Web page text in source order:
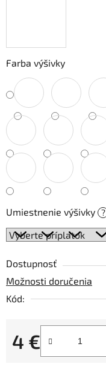
Farba výšivky
Umiestnenie výšivky ?
Dostupnosť
Možnosti doručenia
Kód:
4 €
Jednotková cena: